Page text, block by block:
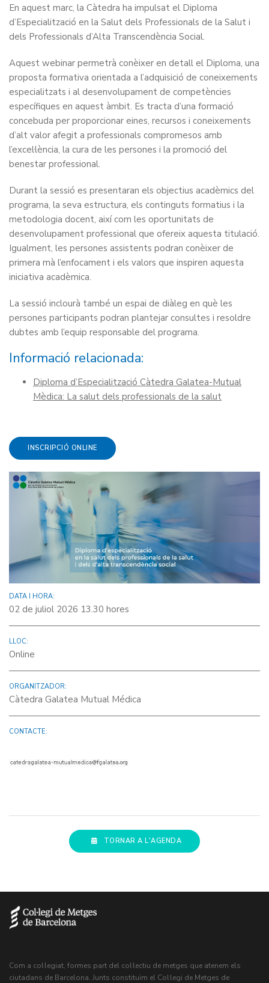
En aquest marc, la Càtedra ha impulsat el Diploma
d’Especialització en la Salut dels Professionals de la Salut i
dels Professionals d’Alta Transcendència Social.
Aquest webinar permetrà conèixer en detall el Diploma, una
proposta formativa orientada a l’adquisició de coneixements
especialitzats i al desenvolupament de competències
específiques en aquest àmbit. Es tracta d’una formació
concebuda per proporcionar eines, recursos i coneixements
d’alt valor afegit a professionals compromesos amb
l’excel·lència, la cura de les persones i la promoció del
benestar professional.
Durant la sessió es presentaran els objectius acadèmics del
programa, la seva estructura, els continguts formatius i la
metodologia docent, així com les oportunitats de
desenvolupament professional que ofereix aquesta titulació.
Igualment, les persones assistents podran conèixer de
primera mà l’enfocament i els valors que inspiren aquesta
iniciativa acadèmica.
La sessió inclourà també un espai de diàleg en què les
persones participants podran plantejar consultes i resoldre
dubtes amb l’equip responsable del programa.
Informació relacionada:
Diploma d’Especialització Càtedra Galatea-Mutual
Mèdica: La salut dels professionals de la salut
INSCRIPCIÓ ONLINE
DATA I HORA:
02 de juliol 2026 13.30 hores
LLOC:
Online
ORGANITZADOR:
Càtedra Galatea Mutual Médica
CONTACTE:
TORNAR A L'AGENDA
Com a col·legiat, formes part del col·lectiu de metges que atenem els
ciutadans de Barcelona. Junts constituïm el Col·legi de Metges de